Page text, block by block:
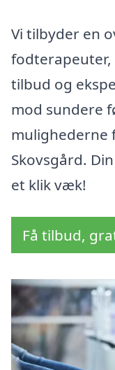
Vi tilbyder en
fodterapeuter,
tilbud og
mod sundere
mulighederne
Skovsgård.
et klik væk!
Få tilbud,